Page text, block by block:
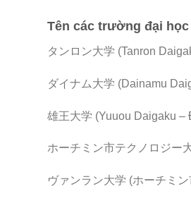
Tên các trường đại
タンロン大学 (Tanron
ダイナム大学 (Dainamu
雄王大学 (Yuuou Daigaku
ホーチミン市テクノロジー
ヴァンラン大学 (ホーチミ